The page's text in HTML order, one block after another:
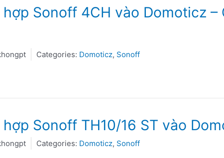
Sonoff 4CH vào Domoticz
Categories: Domoticz, Sonoff
Sonoff TH10/16 ST vào
Categories: Domoticz, Sonoff